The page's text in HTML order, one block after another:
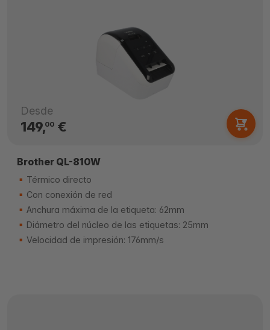
Desde
149,00€
Brother QL-810W
Térmico directo
Con conexión de red
Anchura máxima de la etiqueta: 62mm
Diámetro del núcleo de las etiquetas: 25mm
Velocidad de impresión: 176mm/s